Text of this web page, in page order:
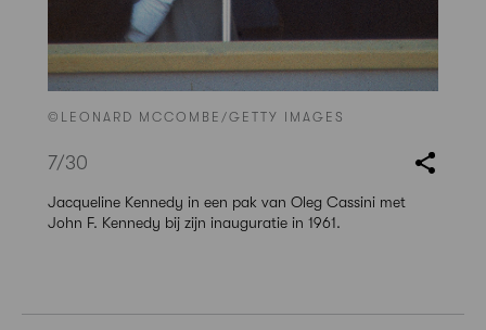
©LEONARD MCCOMBE/GETTY IMAGES
7/30
Jacqueline Kennedy in een pak van Oleg Cassini met
John F. Kennedy bij zijn inauguratie in 1961.